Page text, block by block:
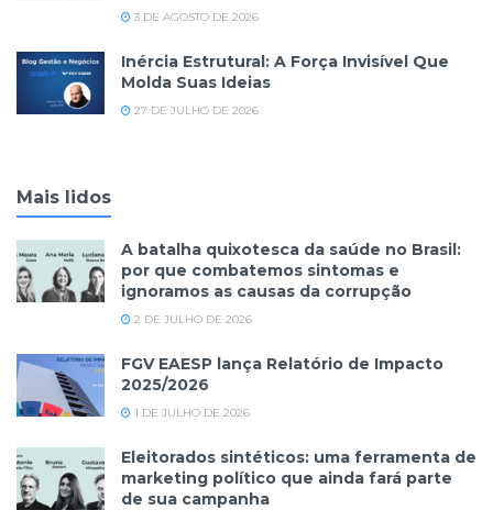
3 DE AGOSTO DE 2026
Inércia Estrutural: A Força Invisível Que
Molda Suas Ideias
27 DE JULHO DE 2026
Mais lidos
A batalha quixotesca da saúde no Brasil:
por que combatemos sintomas e
ignoramos as causas da corrupção
2 DE JULHO DE 2026
FGV EAESP lança Relatório de Impacto
2025/2026
1 DE JULHO DE 2026
Eleitorados sintéticos: uma ferramenta de
marketing político que ainda fará parte
de sua campanha